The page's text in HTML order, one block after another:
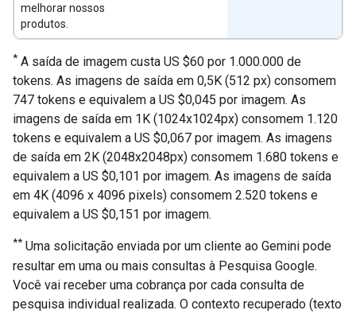
melhorar nossos
produtos.
* A saída de imagem custa US $60 por 1.000.000 de
tokens. As imagens de saída em 0,5K (512 px) consomem
747 tokens e equivalem a US $0,045 por imagem. As
imagens de saída em 1K (1024x1024px) consomem 1.120
tokens e equivalem a US $0,067 por imagem. As imagens
de saída em 2K (2048x2048px) consomem 1.680 tokens e
equivalem a US $0,101 por imagem. As imagens de saída
em 4K (4096 x 4096 pixels) consomem 2.520 tokens e
equivalem a US $0,151 por imagem.
** Uma solicitação enviada por um cliente ao Gemini pode
resultar em uma ou mais consultas à Pesquisa Google.
Você vai receber uma cobrança por cada consulta de
pesquisa individual realizada. O contexto recuperado (texto